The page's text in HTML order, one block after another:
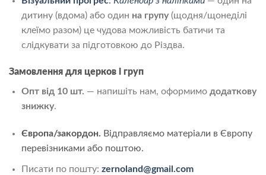
дитину (вдома) або один на групу(щодня/щонеділі
клеїмо разом) це чудова можливість батичи та
слідкувати за підготовкою до Різдва.
Замовлення для церков і груп
Опт від 10 шт. — напишіть нам, оформимо додаткову
знижку.
Європа/закордон. Відправляємо матеріали в Європу
перевізниками або поштою.
Писати по пошту: zernoland@gmail.com